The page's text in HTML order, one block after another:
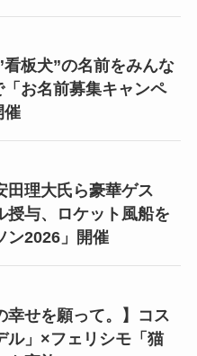
板犬”の名前をみんな
お名前募集キャンペ
催
田理大氏ら豪華ゲス
与、ロケット風船を
ン2026」開催
幸せを願って。】コス
ル」×フェリシモ「猫